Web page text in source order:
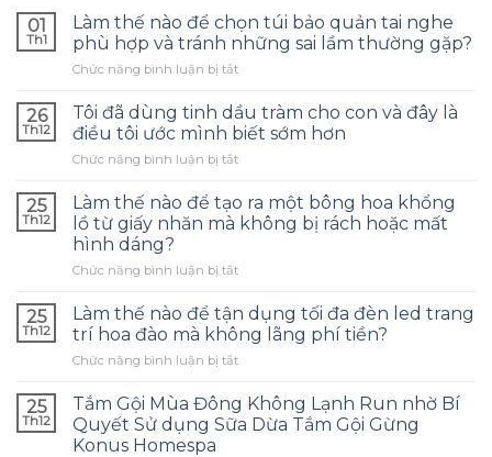
01
Th1
Làm thế nào để chọn túi bảo quản tai nghe
phù hợp và tránh những sai lầm thường gặp?
Chức năng bình luận bị tắtở
thế
nào
để
chọn
bảo
quản
phù
và
tránh
những
sai
thường
gặp?
26
Th12
Tôi đã dùng tinh dầu tràm cho con và đây là
điều tôi ước mình biết sớm hơn
Chức năng bình luận bị tắtở
dùng
tinh
tràm
con
đây
là
tôi
ước
25
Th12
Làm thế nào để tạo ra một bông hoa khổng
lồ từ giấy nhăn mà không bị rách hoặc mất
hình dáng?
Chức năng bình luận bị tắtở
thế
nào
để
tạo
một
bông
25
Th12
Làm thế nào để tận dụng tối đa đèn led trang
trí hoa đào mà không lãng phí tiền?
Chức năng bình luận bị tắtở
thế
nào
để
25
Th12
Tắm Gội Mùa Đông Không Lạnh Run nhờ Bí
Quyết Sử dụng Sữa Dừa Tắm Gội Gừng
Konus Homespa